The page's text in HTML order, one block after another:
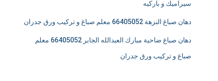
سيراميك و باركيه
دهان صباغ النزهة 66405052 معلم صباغ و تركيب ورق جدران
دهان صباغ ضاحية مبارك العبدالله الجابر 66405052 معلم
صباغ و تركيب ورق جدران